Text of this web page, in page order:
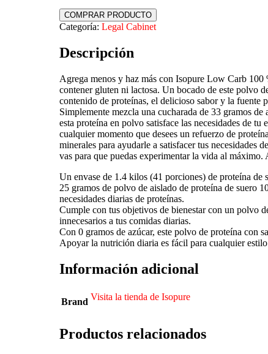
COMPRAR PRODUCTO
Categoría: Legal Cabinet
Descripción
Agrega menos y haz más con Isopure Low Carb
contener gluten ni lactosa. Un bocado de este polvo
contenido de proteínas, el delicioso sabor y la fuente
Simplemente mezcla una cucharada de 33 gramos
esta proteína en polvo satisface las necesidades de
cualquier momento que desees un refuerzo de
minerales para ayudarle a satisfacer tus necesidades
vas para que puedas experimentar la vida al máximo.
Un envase de 1.4 kilos (41 porciones) de proteína
25 gramos de polvo de aislado de proteína de suero
necesidades diarias de proteínas.
Cumple con tus objetivos de bienestar con un polvo
innecesarios a tus comidas diarias.
Con 0 gramos de azúcar, este polvo de proteína con
Apoyar la nutrición diaria es fácil para cualquier
Información adicional
Brand Visita la tienda de Isopure
Productos relacionados